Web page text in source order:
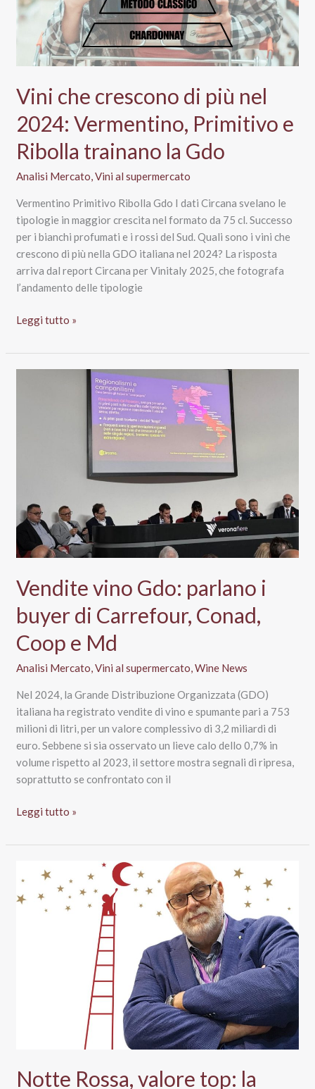
Vini che crescono di più nel
2024: Vermentino, Primitivo e
Ribolla trainano la Gdo
Analisi Mercato,Vini al supermercato
Vermentino Primitivo Ribolla Gdo I dati Circana svelano le
tipologie in maggior crescita nel formato da 75 cl. Successo
per i bianchi profumati e i rossi del Sud. Quali sono i vini che
crescono di più nella GDO italiana nel 2024? La risposta
arriva dal report Circana per Vinitaly 2025, che fotografa
l’andamento delle tipologie
Vini
crescono
di
trainano
la
Leggi tutto »
Vendite vino Gdo: parlano i
buyer di Carrefour, Conad,
Coop e Md
Analisi Mercato ,Vini al supermercato ,Wine News
Nel 2024, la Grande Distribuzione Organizzata (GDO)
italiana ha registrato vendite di vino e spumante pari a 753
milioni di litri, per un valore complessivo di 3,2 miliardi di
euro. Sebbene si sia osservato un lieve calo dello 0,7% in
volume rispetto al 2023, il settore mostra segnali di ripresa,
soprattutto se confrontato con il
Vendite
Gdo:
buyer
Leggi tutto »
Notte Rossa, valore top: la